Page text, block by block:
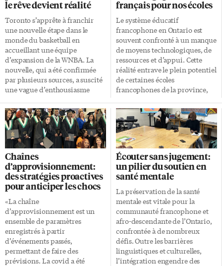
le rêve devient réalité
Toronto s’apprête à franchir
une nouvelle étape dans le
monde du basketball en
accueillant une équipe
d’expansion de la WNBA. La
nouvelle, qui a été confirmée
par plusieurs sources, a suscité
une vague d’enthousiasme
les supporters de sports
féminins au Canada. Prévue
pour débuter lors de la saison
2026, cette équipe marquerait la
première incursion de la WNBA
sur le sol canadien, offrant ainsi
une plateforme de choix pour
les talents féminins du basket-
ball. Un intérêt croissant À ce
jour, il n’y a pas d’équipe WNBA
(Women’s National Basketball
Association) basée à Toronto.
Néanmoins, […]
français pour nos écoles
Le système éducatif
francophone en Ontario est
souvent confronté à un manque
de moyens technologiques, de
ressources et d’appui. Cette
réalité entrave le plein potentiel
de certaines écoles
francophones de la province,
de l’enseignement et
l’épanouissement des élèves.
Alors que la technologie joue un
rôle de plus en plus crucial dans
l’éducation contemporaine, de
nombreuses écoles
francophones se trouvent
désavantagées, confrontées à
des infrastructures obsolètes et
à un accès limité aux outils
numériques. 6,5 millions $ Avec
le soutien financier de
Patrimoine canadien et de
l’Université d’Ottawa, l’espace
INNOVA verra le jour en
septembre 2024. Destiné […]
Chaînes
d’approvisionnement:
des stratégies proactives
pour anticiper les chocs
«La chaîne
d’approvisionnement est un
ensemble de paramètres
enregistrés à partir
d’événements passés,
permettant de faire des
prévisions. La covid a été
Écouter sans jugement:
un pilier du soutien en
santé mentale
La préservation de la santé
mentale est vitale pour la
communauté francophone et
afro-descendante de l’Ontario,
confrontée à de nombreux
défis. Outre les barrières
linguistiques et culturelles,
l’intégration engendre des